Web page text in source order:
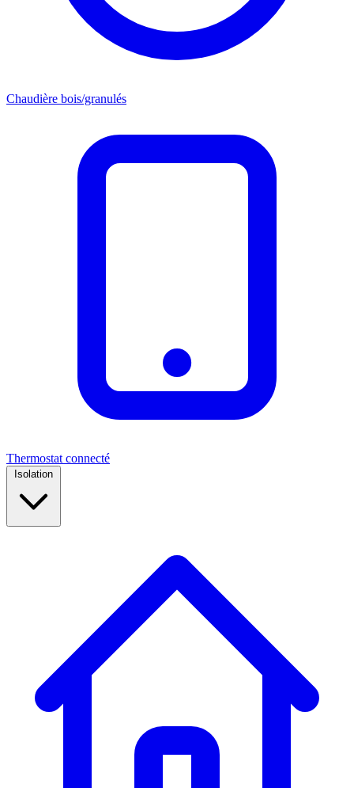
Chaudière bois/granulés
Thermostat connecté